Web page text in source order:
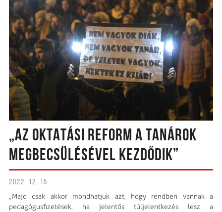
„AZ OKTATÁSI REFORM A TANÁROK
MEGBECSÜLÉSÉVEL KEZDŐDIK”
2022. 12. 15.
„Majd csak akkor mondhatjuk azt, hogy rendben vannak a
pedagógus­fizetések, ha jelentős túljelentkezés lesz a